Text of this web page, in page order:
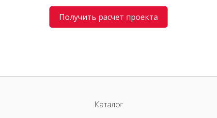
Получить расчет проекта
Каталог